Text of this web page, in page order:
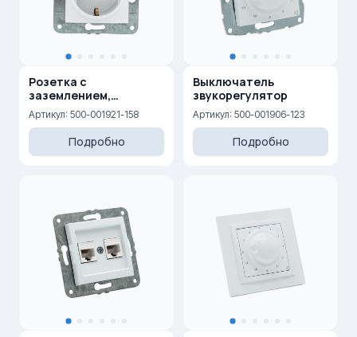
Розетка с
заземлением,
крышкой и защитными
шторками 16A, 250 V
Артикул: 500-001921-158
Подробно
Выключатель
звукорегулятор
Артикул: 500-001906-123
Подробно